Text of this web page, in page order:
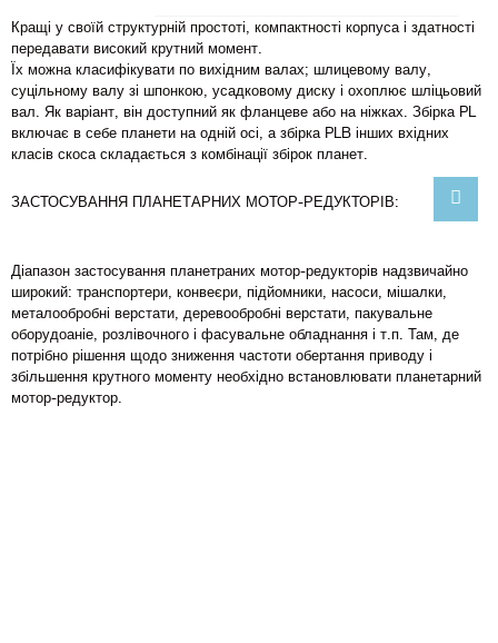
Кращі у своїй структурній простоті, компактності корпуса і здатності
передавати високий крутний момент.
Їх можна класифікувати по вихідним валах; шлицевому валу,
суцільному валу зі шпонкою, усадковому диску і охоплює шліцьовий
вал. Як варіант, він доступний як фланцеве або на ніжках. Збірка PL
включає в себе планети на одній осі, а збірка PLB інших вхідних
класів скоса складається з комбінації збірок планет.
ЗАСТОСУВАННЯ ПЛАНЕТАРНИХ МОТОР-РЕДУКТОРІВ:
Діапазон застосування планетраних мотор-редукторів надзвичайно
широкий: транспортери, конвеєри, підйомники, насоси, мішалки,
металообробні верстати, деревообробні верстати, пакувальне
оборудоаніе, розлівочного і фасувальне обладнання і т.п. Там, де
потрібно рішення щодо зниження частоти обертання приводу і
збільшення крутного моменту необхідно встановлювати планетарний
мотор-редуктор.